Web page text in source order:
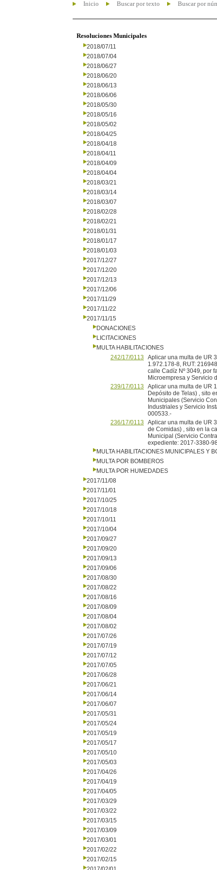
Inicio Buscar por texto Buscar por
Resoluciones Municipales
2018/07/11
2018/07/04
2018/06/27
2018/06/20
2018/06/13
2018/06/06
2018/05/30
2018/05/16
2018/05/02
2018/04/25
2018/04/18
2018/04/11
2018/04/09
2018/04/04
2018/03/21
2018/03/14
2018/03/07
2018/02/28
2018/02/21
2018/01/31
2018/01/17
2018/01/03
2017/12/27
2017/12/20
2017/12/13
2017/12/06
2017/11/29
2017/11/22
2017/11/15
DONACIONES
LICITACIONES
MULTA HABILITACIONES
242/17/0113
Aplicar una multa de UR
1.972.178-8, RUT:
calle Cadíz Nº 3049, por
Microempresa y Servicio
239/17/0113
Aplicar una multa de UR
Depósito de Telas) , sito
Municipales (Servicio
Industriales y Servicio
000533.-
236/17/0113
Aplicar una multa de UR
de Comidas) , sito en la
Municipal (Servicio
expediente: 2017-3380-
MULTA HABILITACIONES MUNICIPALES Y
MULTA POR BOMBEROS
MULTA POR HUMEDADES
2017/11/08
2017/11/01
2017/10/25
2017/10/18
2017/10/11
2017/10/04
2017/09/27
2017/09/20
2017/09/13
2017/09/06
2017/08/30
2017/08/22
2017/08/16
2017/08/09
2017/08/04
2017/08/02
2017/07/26
2017/07/19
2017/07/12
2017/07/05
2017/06/28
2017/06/21
2017/06/14
2017/06/07
2017/05/31
2017/05/24
2017/05/19
2017/05/17
2017/05/10
2017/05/03
2017/04/26
2017/04/19
2017/04/05
2017/03/29
2017/03/22
2017/03/15
2017/03/09
2017/03/01
2017/02/22
2017/02/15